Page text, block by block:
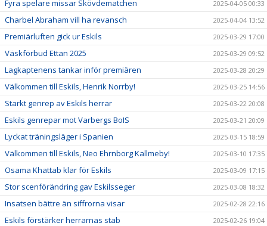
Fyra spelare missar Skövdematchen 2025-04-05 00:33
Charbel Abraham vill ha revansch 2025-04-04 13:52
Premiärluften gick ur Eskils 2025-03-29 17:00
Väskförbud Ettan 2025 2025-03-29 09:52
Lagkaptenens tankar inför premiären 2025-03-28 20:29
Välkommen till Eskils, Henrik Norrby! 2025-03-25 14:56
Starkt genrep av Eskils herrar 2025-03-22 20:08
Eskils genrepar mot Varbergs BoIS 2025-03-21 20:09
Lyckat träningsläger i Spanien 2025-03-15 18:59
Välkommen till Eskils, Neo Ehrnborg Kallmeby! 2025-03-10 17:35
Osama Khattab klar för Eskils 2025-03-09 17:15
Stor scenförändring gav Eskilsseger 2025-03-08 18:32
Insatsen bättre än siffrorna visar 2025-02-28 22:16
Eskils förstärker herrarnas stab 2025-02-26 19:04